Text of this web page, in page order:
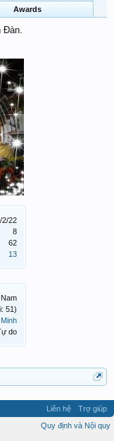
2/22
8
62
13
Nam
51)
do
Awards
Đàn.
Liên hệ
Trợ giúp
Quy định và Nội quy